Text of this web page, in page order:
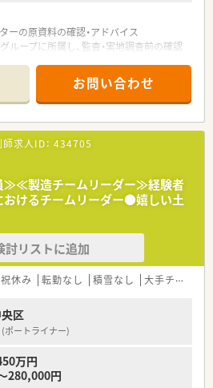
ーの原資料の確認・アドバイス
ループに所属し、監査・実地調査前の確認
など
シデント発生時の要因分析と対応策提案
などの品質管理業務
、オフィスへの出張あり
しますが、未経験の方もまずはご相談く
30（休憩60分）より1日7.5時間のフレック
す。
ている方針の為、
に相談しながら業務を進められるので
曜、日曜）で出張などの休日出勤時の振休取
す。
イム上場のグループ企業。
しており、外出しながらも社員感の連携が
お問い合わせ
求人ID： 434705
≫≪製造チームリーダー≫経験者
おけるチームリーダー●嬉しい土
討リストに追加
休み 転勤なし 積雪なし 大手チェーン以外
区
ポートライナー)
万円
280,000円